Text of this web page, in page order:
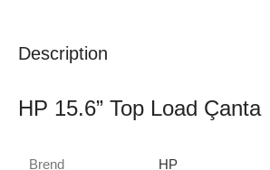
Description
HP 15.6” Top Load Çanta
Brend HP